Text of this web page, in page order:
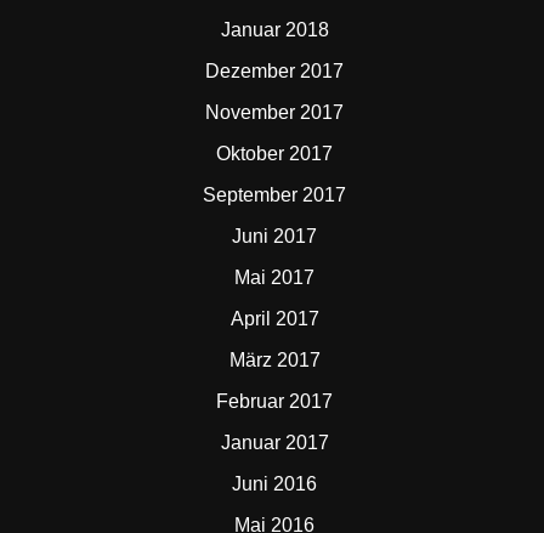
Januar 2018
Dezember 2017
November 2017
Oktober 2017
September 2017
Juni 2017
Mai 2017
April 2017
März 2017
Februar 2017
Januar 2017
Juni 2016
Mai 2016